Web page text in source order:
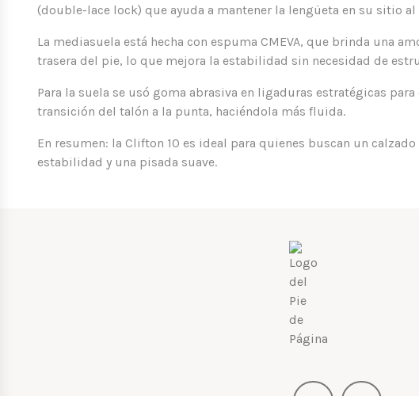
(double-lace lock) que ayuda a mantener la lengüeta en su sitio al
La mediasuela está hecha con espuma CMEVA, que brinda una
trasera del pie, lo que mejora la estabilidad sin necesidad de
Para la suela se usó goma abrasiva en ligaduras estratégicas
transición del talón a la punta, haciéndola más fluida.
En resumen: la Clifton 10 es ideal para quienes buscan un
estabilidad y una pisada suave.